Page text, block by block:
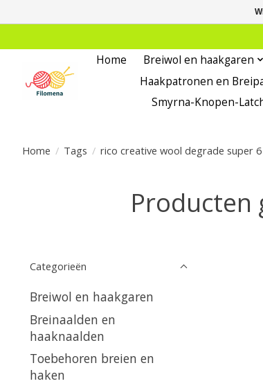
Home Breiwol en haakgaren
Haakpatronen en
Smyrna-Knopen-
Home / Tags / rico creative wool degrade super 6
Producten
Categorieën
Breiwol en haakgaren
Breinaalden en
haaknaalden
Toebehoren breien en
haken